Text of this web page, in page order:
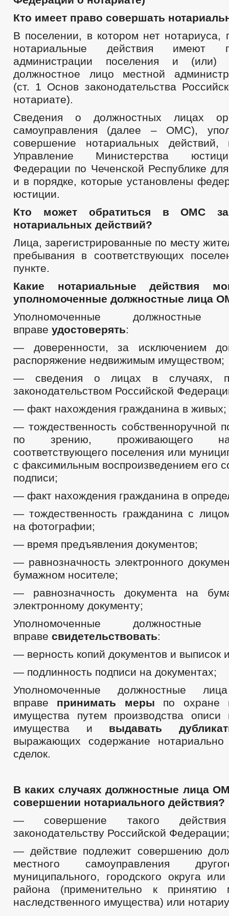
ОБЪЕКТЫ, ПРЕДЛАГАЕМЫЕ ДЛЯ СДАЧИ В АРЕНДУ
ЧИСЛО ЗАМЕЩЕННЫХ РАБОЧИХ МЕСТ
ОБОРОТ ТОВАРОВ,
СОВЕТ ПО ПРЕДПРИНИМАТЕЛЬСТВУ
МЕСТНЫЕ НАЛОГИ
СТАТИСТИЧЕСКИЕ ДАННЫЕ
КОМИССИИ
ВИЧ РАБОЧАЯ ГРУППА АНК
РАБОЧАЯ ГРУППА ДНВ
ЭКСПЕРТНАЯ КОМИССИЯ
РАБОЧАЯ ГРУППА ПО ПРОФИЛАКТИКЕ ПРАВОНАРУШЕНИЙ
ТРУДОУСТРОЙСТВА ОСУЖДЕННЫХ К ОБЯЗАТЕЛЬНЫМ И
ОБЩЕСТВЕННЫЙ СОВЕТ ПО РАССМОТРЕНИЮ ВОПРОСОВ
ИНФОРМАЦИЯ О ЛИЦАХ, ПРОПАВШИХ БЕЗ ВЕСТИ
ЦЕЛЕВЫЕ ПРОГРАММЫ
ЗАКУПКА ТОВАРОВ, РАБОТ И УСЛУГ
СОВЕТ ДЕПУТАТОВ
ДЕПУТАТЫ
СТРУКТУРА, ПОЛНОМОЧИЯ,
ГРАФИК ПРИЁМА ГРАЖДАН
СВЕДЕНИЯ
СОЦИАЛЬНЫЙ ПРОЕКТ — МУНИЦИПАЛЬНЫЙ
ПРОТИВОДЕЙСТВИЕ КОРРУПЦИИ
АНТИКОРРУПЦИОННАЯ ЭКСПЕРТИЗА
ФОРМЫ ДОКУМЕНТОВ, СВЯЗАННЫХ С ПРОТИВОДЕЙСТВИЕМ
СВЕДЕНИЯ О ДОХОДАХ, ОБ ИМУЩЕСТВЕ И ОБЯЗАТЕЛЬСТВАХ
КОМИССИЯ ПО СОБЛЮДЕНИЮ ТРЕБОВАНИЙ К СЛУЖЕБНОМУ
ОБРАТНАЯ СВЯЗЬ ДЛЯ СООБЩЕНИЯ О ФАКТАХ КОРРУПЦИИ
ПРАВОВЫЕ АКТЫ
2020
2019
2018
ПРОЕКТЫ К ОБСУЖДЕНИЮ
ПРОЕКТЫ РЕШЕНИЙ
ПРОЕКТЫ АДМИНИСТРАТИВНЫХ РЕГЛАМЕНТОВ
ПЕРЕЧЕНЬ НПА, СОДЕРЖАЩИХ ОБЯЗАТЕЛЬНЫЕ ТРЕБОВАНИЯ
ПОСТАНОВЛЕНИЯ АДМИНИСТРАЦИИ
РАСПОРЯЖЕНИЯ
ПОРЯДОК ОБЖАЛОВАНИЯ НПА
ПУБЛИЧНЫЕ СЛУШАНИЯ
БЮДЖЕТ
ОТЧЕТ ОБ ИСПОЛНЕНИИ БЮДЖЕТА
_
МУНИЦИПАЛЬНЫЕ УСЛУГИ
ПРЕДОСТАВЛЕНИЕ УСЛУГ ИНВАЛИДАМ
СТАНДАРТЫ МУНИЦИПАЛЬНЫХ УСЛУГ
ПЕРЕЧЕНЬ НПА, СОДЕРЖАЩИХ ОБЯЗАТЕЛЬНЫЕ ТРЕБОВАНИЯ,
КОНТРОЛЮ
ОБРАЩЕНИЕ К ГЛАВЕ
ИНТЕРНЕТ
ОБЗОРЫ ОБРАЩЕНИЙ ГРАЖДАН
ФОРМА
РЕГЛАМЕНТ РАССМОТРЕНИЯ ОБРАЩЕНИЙ
Кто имеет право совершать
В поселении, в котором нет нотариуса,
нотариальные действия имеют
администрации поселения и (или)
должностное лицо местной
(ст. 1 Основ законодательства
нотариате).
Сведения о должностных лицах
самоуправления (далее – ОМС),
совершение нотариальных действий,
Управление Министерства
Федерации по Чеченской Республике
и в порядке, которые установлены
юстиции.
Кто может обратиться в ОМС за
нотариальных действий?
Лица, зарегистрированные по месту
пребывания в соответствующих
пункте.
Какие нотариальные действия
уполномоченные должностные лица
Уполномоченные
вправе удостоверять:
— доверенности, за исключением
распоряжение недвижимым имуществом;
— сведения о лицах в случаях,
законодательством Российской
— факт нахождения гражданина в живых;
— тождественность собственноручной
по зрению, проживающего на
соответствующего поселения или
с факсимильным воспроизведением его
подписи;
— факт нахождения гражданина в
— тождественность гражданина с
на фотографии;
— время предъявления документов;
— равнозначность электронного
бумажном носителе;
— равнозначность документа на
электронному документу;
Уполномоченные
вправе свидетельствовать:
— верность копий документов и выписок
— подлинность подписи на документах;
Уполномоченные должностные
вправе принимать меры по охране
имущества путем производства описи
имущества и выдавать
выражающих содержание нотариально
сделок.
В каких случаях должностные лица
совершении нотариального действия?
— совершение такого действия
законодательству Российской Федерации;
— действие подлежит совершению
местного самоуправления
муниципального, городского округа
района (применительно к
наследственного имущества) или